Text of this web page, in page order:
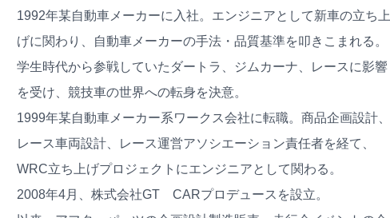
1992年某自動車メーカーに入社。エンジニアとして新車の立ち上
げに関わり、自動車メーカーの手法・品質基準を叩きこまれる。
学生時代から参戦していたダートラ、ジムカーナ、レースに影響
を受け、競技車の世界への転身を決意。
1999年某自動車メーカー系ワークス会社に転職。商品企画設計、
レース車両設計、レース運営アソシエーション責任者を経て、
WRC立ち上げプロジェクトにエンジニアとして関わる。
2008年4月、株式会社GT CARプロデュースを設立。